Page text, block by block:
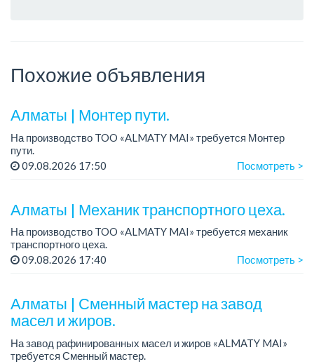
Похожие объявления
Алматы | Монтер пути.
На производство TOO «ALMATY MAI» требуется Монтер
пути.
Зарплата: 322 000 тенге.
образование...
09.08.2026 17:50 Посмотреть >
Алматы | Механик транспортного цеха.
На производство TOO «ALMATY MAI» требуется механик
транспортного цеха.
Зарплата: до 380 000 тенге на руки.
09.08.2026 17:40 Посмотреть >
Алматы | Сменный мастер на завод
масел и жиров.
На завод рафинированных масел и жиров «ALMATY MAI»
требуется Сменный мастер.